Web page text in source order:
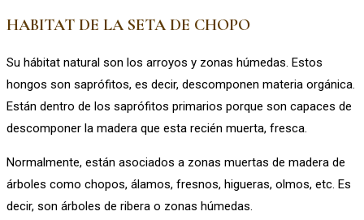
HABITAT DE LA SETA DE CHOPO
Su hábitat natural son los arroyos y zonas húmedas. Estos
hongos son saprófitos, es decir, descomponen materia orgánica.
Están dentro de los saprófitos primarios porque son capaces de
descomponer la madera que esta recién muerta, fresca.
Normalmente, están asociados a zonas muertas de madera de
árboles como chopos, álamos, fresnos, higueras, olmos, etc. Es
decir, son árboles de ribera o zonas húmedas.